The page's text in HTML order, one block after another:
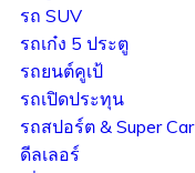
รถ SUV
รถเก๋ง 5 ประตู
รถยนต์คูเป้
รถเปิดประทุน
รถสปอร์ต & Super Car
ดีลเลอร์